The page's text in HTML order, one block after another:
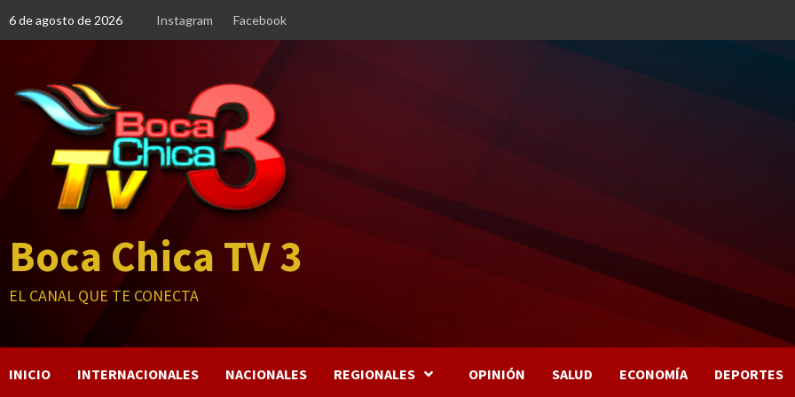
6 de agosto de 2026 Instagram Facebook
Boca Chica TV 3
EL CANAL QUE TE CONECTA
INICIO INTERNACIONALES NACIONALES REGIONALES OPINIÓN SALUD ECONOMÍA DEPORTES